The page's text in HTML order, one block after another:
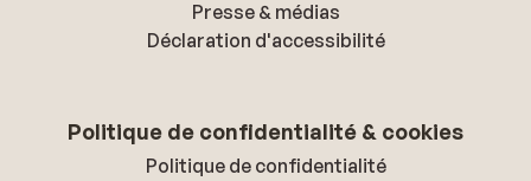
Presse & médias
Déclaration d'accessibilité
Politique de confidentialité & cookies
Politique de confidentialité